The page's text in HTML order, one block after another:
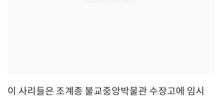
이 사리들은 조계종 불교중앙박물관 수장고에 임시